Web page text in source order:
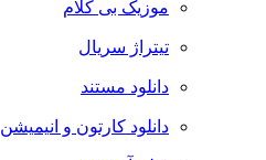
موزیک بی کلام
تیتراژ سریال
دانلود مستند
دانلود کارتون و انیمیشن